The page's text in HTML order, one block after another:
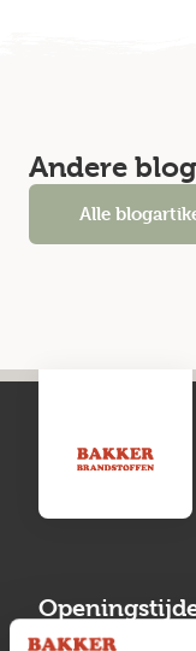
Andere
Alle